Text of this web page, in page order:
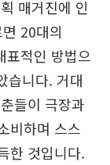
매거진에 인
20대의
표적인 방법으
습니다. 거대
들이 극장과
비하며 스스
한 것입니다.